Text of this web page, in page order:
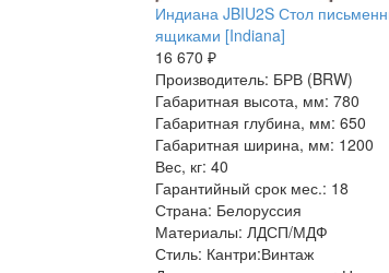
Индиана JBIU2S Стол
ящиками [Indiana]
16 670 ₽
Производитель: БРВ (BRW)
Габаритная высота, мм: 780
Габаритная глубина, мм: 650
Габаритная ширина, мм: 1200
Вес, кг: 40
Гарантийный срок мес.: 18
Страна: Белоруссия
Материалы: ЛДСП/МДФ
Стиль: Кантри:Винтаж